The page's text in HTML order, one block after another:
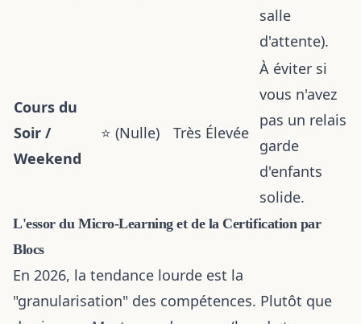
salle
d'attente).
Cours du
Soir /
Weekend
⭐ (Nulle) Très Élevée
À éviter si
vous n'avez
pas un relais
garde
d'enfants
solide.
L'essor du Micro-Learning et de la Certification par
Blocs
En 2026, la tendance lourde est la
"granularisation" des compétences. Plutôt que